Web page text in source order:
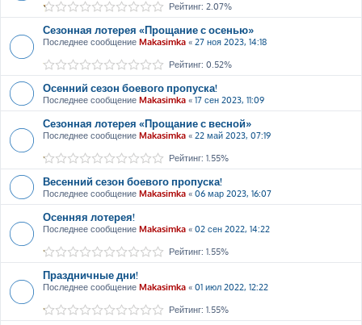
Рейтинг: 2.07%
Сезонная лотерея «Прощание с осенью»
Последнее сообщение Makasimka « 27 ноя 2023, 14:18
Рейтинг: 0.52%
Осенний сезон боевого пропуска!
Последнее сообщение Makasimka « 17 сен 2023, 11:09
Сезонная лотерея «Прощание с весной»
Последнее сообщение Makasimka « 22 май 2023, 07:19
Рейтинг: 1.55%
Весенний сезон боевого пропуска!
Последнее сообщение Makasimka « 06 мар 2023, 16:07
Осенняя лотерея!
Последнее сообщение Makasimka « 02 сен 2022, 14:22
Рейтинг: 1.55%
Праздничные дни!
Последнее сообщение Makasimka « 01 июл 2022, 12:22
Рейтинг: 1.55%